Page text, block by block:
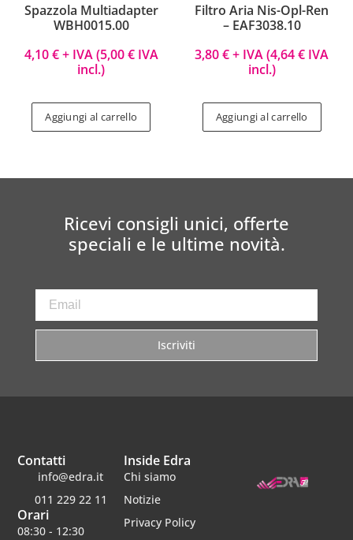
Spazzola Multiadapter
WBH0015.00
4,10€+ IVA (5,00€IVA
incl.)
Aggiungi al carrello
Filtro Aria Nis-Opl-Ren
– EAF3038.10
3,80€+ IVA (4,64€ IVA
incl.)
Aggiungi al carrello
Ricevi consigli unici, offerte
speciali e le ultime novità.
Iscriviti
Inside Edra
Chi siamo
Notizie
Privacy Policy
Contatti
info@edra.it
011 229 22 11
Orari
08:30 - 12:30